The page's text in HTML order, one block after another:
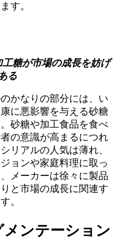
す。
糖が市場の成長を妨げ
る
かなりの部分には、い
に悪影響を与える砂糖
砂糖や加工食品を食べ
の意識が高まるにつれ
リアルの人気は薄れ、
ョンや家庭料理に取っ
メーカーは徐々に製品
と市場の成長に関連す
。
ンテーション